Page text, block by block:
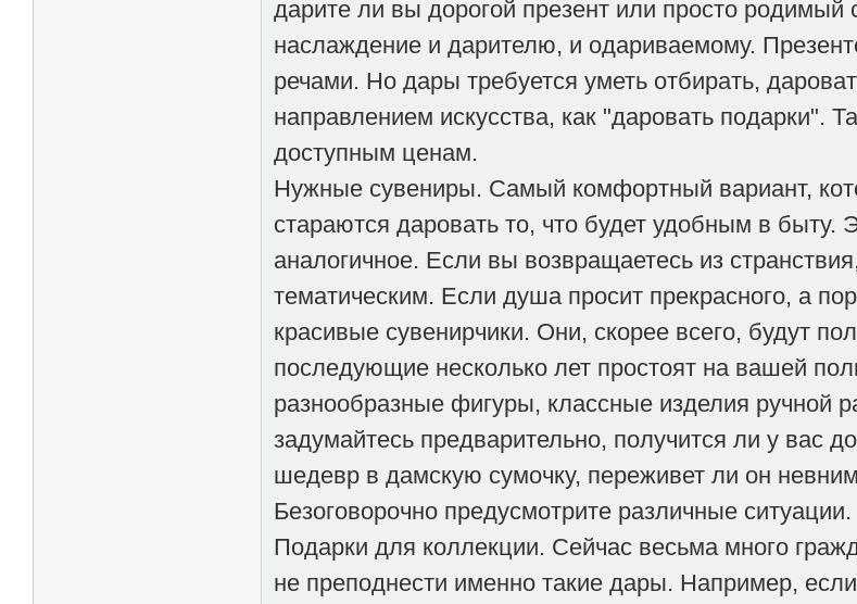
дарите ли вы дорогой презент или просто родимый
наслаждение и дарителю, и одариваемому.
речами. Но дары требуется уметь отбирать,
направлением искусства, как "даровать подарки".
доступным ценам.
Нужные сувениры. Самый комфортный вариант,
стараются даровать то, что будет удобным в
аналогичное. Если вы возвращаетесь из
тематическим. Если душа просит прекрасного, а
красивые сувенирчики. Они, скорее всего, будут
последующие несколько лет простоят на вашей
разнообразные фигуры, классные изделия ручной
задумайтесь предварительно, получится ли у вас
шедевр в дамскую сумочку, переживет ли он
Безоговорочно предусмотрите различные ситуации.
Подарки для коллекции. Сейчас весьма много
не преподнести именно такие дары. Например,